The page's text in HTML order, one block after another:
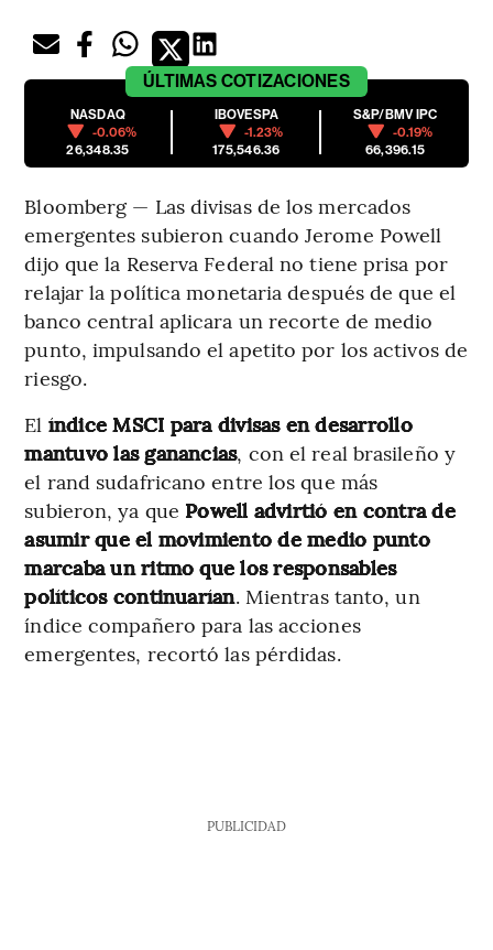
ÚLTIMAS COTIZACIONES
NASDAQ
-0.06%
26,348.35
IBOVESPA
-1.23%
175,546.36
S&P/BMV IPC
-0.19%
66,396.15
Bloomberg — Las divisas de los mercados
emergentes subieron cuando Jerome Powell
dijo que la Reserva Federal no tiene prisa por
relajar la política monetaria después de que el
banco central aplicara un recorte de medio
punto, impulsando el apetito por los activos de
riesgo.
El índice MSCI para divisas en desarrollo
mantuvo las ganancias, con el real brasileño y
el rand sudafricano entre los que más
subieron, ya que Powell advirtió en contra de
asumir que el movimiento de medio punto
marcaba un ritmo que los responsables
políticos continuarían. Mientras tanto, un
índice compañero para las acciones
emergentes, recortó las pérdidas.
PUBLICIDAD